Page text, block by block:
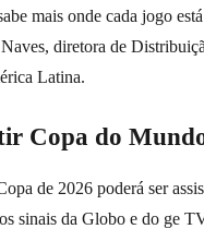
mais onde cada jogo
diretora de
Latina.
Copa do
de 2026 poderá ser
sinais da Globo e do ge